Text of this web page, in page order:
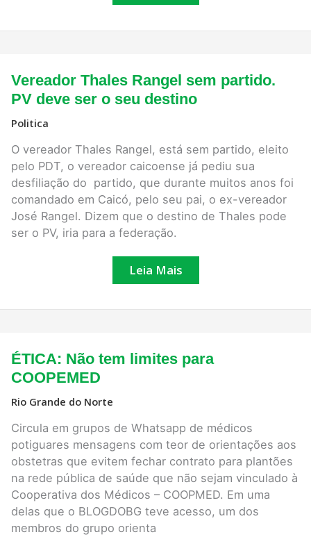
Vereador Thales Rangel sem partido.
PV deve ser o seu destino
Politica
O vereador Thales Rangel, está sem partido, eleito
pelo PDT, o vereador caicoense já pediu sua
desfiliação do partido, que durante muitos anos foi
comandado em Caicó, pelo seu pai, o ex-vereador
José Rangel. Dizem que o destino de Thales pode
ser o PV, iria para a federação.
Vereador
Thales
Rangel
sem
deve
ser
o
seu
destino
Leia Mais
ÉTICA: Não tem limites para
COOPEMED
Rio Grande do Norte
Circula em grupos de Whatsapp de médicos
potiguares mensagens com teor de orientações aos
obstetras que evitem fechar contrato para plantões
na rede pública de saúde que não sejam vinculado à
Cooperativa dos Médicos – COOPMED. Em uma
delas que o BLOGDOBG teve acesso, um dos
membros do grupo orienta
ÉTICA:
Não